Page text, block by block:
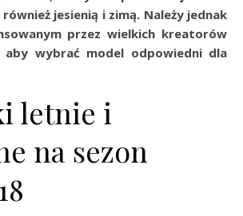
również jesienią i zimą. Należy jednak
przez wielkich kreatorów
wybrać model odpowiedni dla
letnie i
na sezon